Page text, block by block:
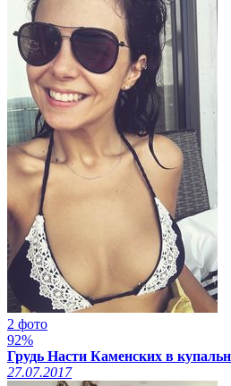
2 фото
92%
Грудь Насти Каменских в
27.07.2017